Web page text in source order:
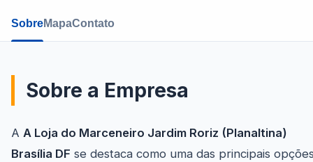
SobreMapaContato
Sobre a Empresa
A A Loja do Marceneiro Jardim Roriz (Planaltina)
Brasília DF se destaca como uma das principais